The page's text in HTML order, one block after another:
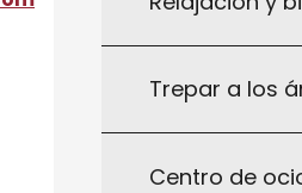
Trepar a los
Centro de